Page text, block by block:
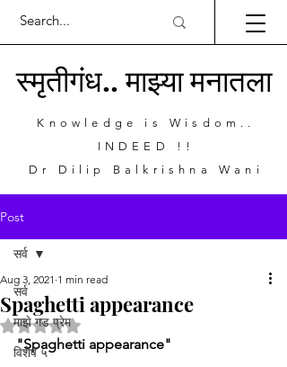
स्मृतीगंध.. माझ्या मनातला
Knowledge is Wisdom..
INDEED !!
Dr Dilip Balkrishna Wani
Post
सर्व
माझे गड प्रेम
विशेष ५
सर्व
Spaghetti appearance
Aug 3, 2021 1 min read
Rated NaN out of 5 stars.
"Spaghetti appearance"